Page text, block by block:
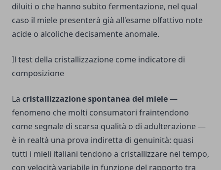
diluiti o che hanno subito fermentazione, nel qual
caso il miele presenterà già all'esame olfattivo note
acide o alcoliche decisamente anomale.
Il test della cristallizzazione come indicatore di
composizione
La cristallizzazione spontanea del miele—
fenomeno che molti consumatori fraintendono
come segnale di scarsa qualità o di adulterazione —
è in realtà una prova indiretta di genuinità: quasi
tutti i mieli italiani tendono a cristallizzare nel tempo,
con velocità variabile in funzione del rapporto tra